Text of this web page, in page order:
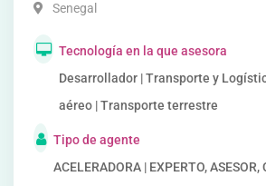
Senegal
Tecnología en la que asesora
Desarrollador | Transporte y
aéreo | Transporte terrestre
Tipo de agente
ACELERADORA | EXPERTO, ASESOR,